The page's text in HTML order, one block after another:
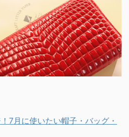
7月に使いたい帽子・バッグ・